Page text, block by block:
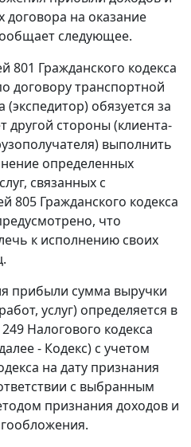
договора на оказание
следующее.
801 Гражданского кодекса
договору транспортной
обязуется за
другой стороны (клиента-
выполнить
определенных
связанных с
805 Гражданского кодекса
что
к исполнению своих
прибыли сумма выручки
услуг) определяется в
Налогового кодекса
- Кодекс) с учетом
на дату признания
с выбранным
признания доходов и